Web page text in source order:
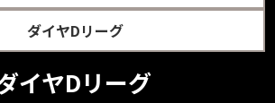
ダイヤDリーグ
イヤDリーグ